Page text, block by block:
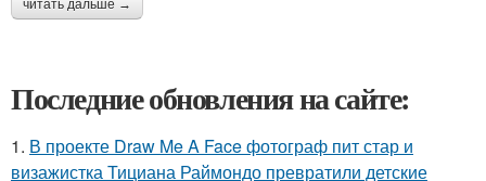
читать дальше →
Последние обновления на сайте:
1. В проекте Draw Me A Face фотограф пит стар и
визажистка Тициана Раймондо превратили детские